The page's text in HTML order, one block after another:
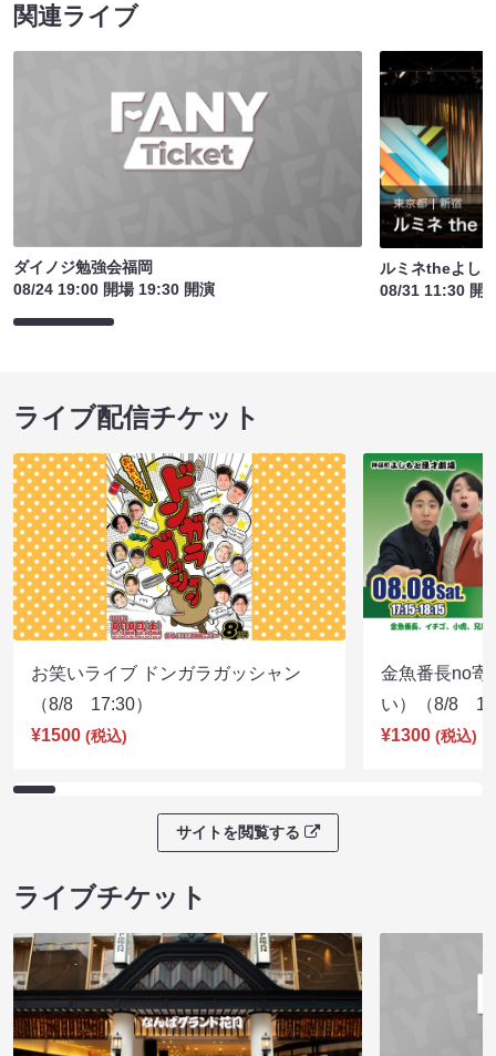
関連ライブ
ダイノジ勉強会福岡
08/24 19:00 開場 19:30 開演
ルミネtheよし
08/31 11:30 開
ライブ配信チケット
お笑いライブ ドンガラガッシャン
（8/8 17:30）
¥1500 (税込)
金魚番長no寄
い）（8/8
¥1300 (税込)
サイトを閲覧する
ライブチケット